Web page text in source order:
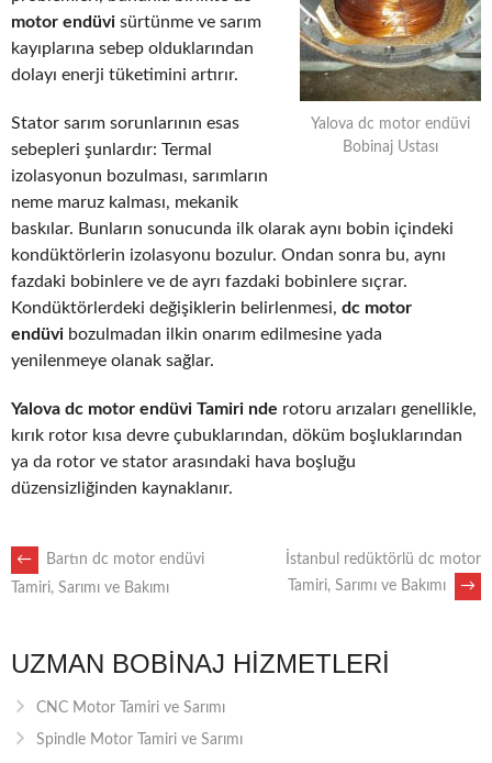
Yalova dc motor endüvi
Bobinaj Ustası
motor endüvi sürtünme ve sarım
kayıplarına sebep olduklarından
dolayı enerji tüketimini artırır.
Stator sarım sorunlarının esas
sebepleri şunlardır: Termal
izolasyonun bozulması, sarımların
neme maruz kalması, mekanik
baskılar. Bunların sonucunda ilk olarak aynı bobin içindeki
kondüktörlerin izolasyonu bozulur. Ondan sonra bu, aynı
fazdaki bobinlere ve de ayrı fazdaki bobinlere sıçrar.
Kondüktörlerdeki değişiklerin belirlenmesi, dc motor
endüvi bozulmadan ilkin onarım edilmesine yada
yenilenmeye olanak sağlar.
Yalova dc motor endüvi Tamiri nde rotoru arızaları genellikle,
kırık rotor kısa devre çubuklarından, döküm boşluklarından
ya da rotor ve stator arasındaki hava boşluğu
düzensizliğinden kaynaklanır.
POST
←
Bartın dc motor endüvi
Tamiri, Sarımı ve Bakımı
İstanbul redüktörlü dc motor
Tamiri, Sarımı ve Bakımı
→
UZMAN BOBINAJ HIZMETLERI
CNC Motor Tamiri ve Sarımı
Spindle Motor Tamiri ve Sarımı